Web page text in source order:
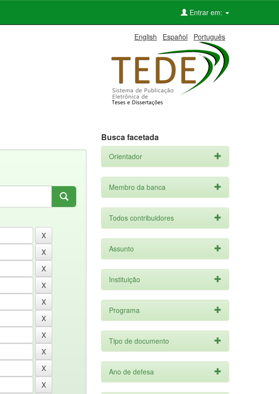
Entrar em:
English Español Português
Busca facetada
Orientador
Membro da banca
Todos contribuidores
Assunto
Instituição
Programa
Tipo de documento
Ano de defesa